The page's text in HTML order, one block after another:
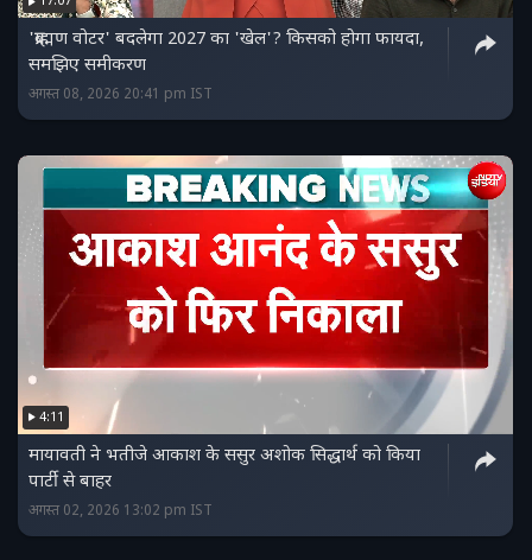
'ब्राह्मण वोटर' बदलेगा 2027 का 'खेल'? किसको होगा फायदा,
समझिए समीकरण
अगस्त 08, 2026 20:41 pm IST
4:11
मायावती ने भतीजे आकाश के ससुर अशोक सिद्धार्थ को किया
पार्टी से बाहर
अगस्त 02, 2026 13:02 pm IST